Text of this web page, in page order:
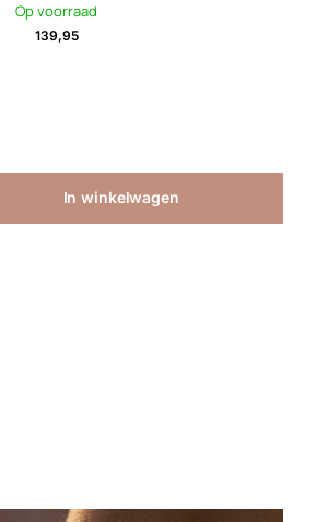
Op voorraad
139,95
In winkelwagen